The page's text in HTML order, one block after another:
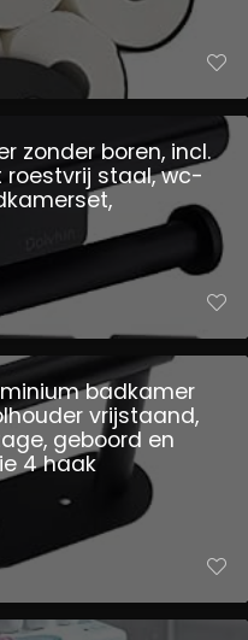
zonder boren, incl.
roestvrij staal, wc-
badkamer
vrijstaand,
geboord en
4 haak